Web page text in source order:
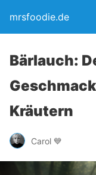
mrsfoodie.de
Bärlauch:
Kräutern
Carol 💙